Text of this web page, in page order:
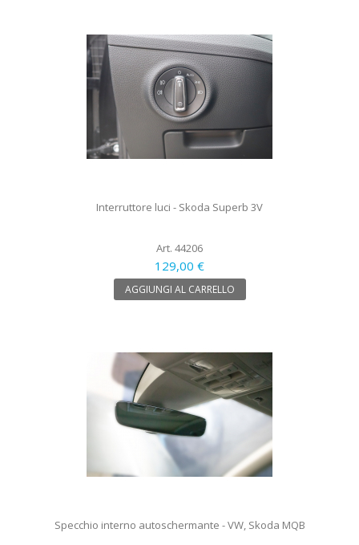
Interruttore luci - Skoda Superb 3V
Art. 44206
129,00 €
AGGIUNGI AL CARRELLO
Specchio interno autoschermante - VW, Skoda MQB